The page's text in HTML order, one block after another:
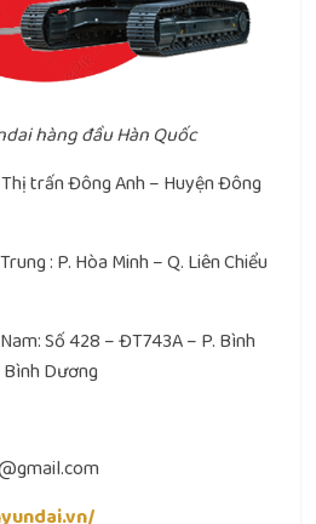
hàng đầu Hàn Quốc
trấn Đông Anh – Huyện Đông
: P. Hòa Minh – Q. Liên Chiểu
Số 428 – ĐT743A – P. Bình
Bình Dương